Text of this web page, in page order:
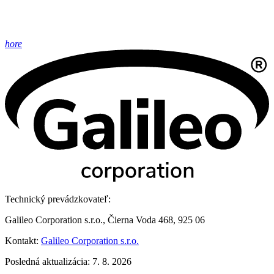
hore
Technický prevádzkovateľ:
Galileo Corporation s.r.o., Čierna Voda 468, 925 06
Kontakt: Galileo Corporation s.r.o.
Posledná aktualizácia: 7. 8. 2026